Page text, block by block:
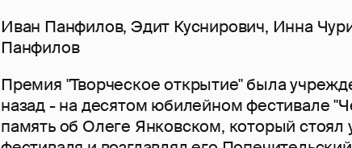
Иван Панфилов, Эдит Куснирович, Инна
Панфилов
Премия "Творческое открытие" была
назад - на десятом юбилейном фестивале
память об Олеге Янковском, который стоял